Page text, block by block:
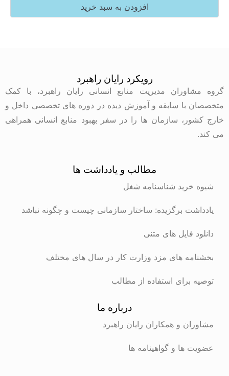
افزودن به سبد خرید
رویکرد رایان راهبرد
مدیریت منابع انسانی رایان راهبرد، با کمک
با سابقه و آموزش دیده در دوره های تخصصی داخل و
سازمان ها را در سفر بهبود منابع انسانی همراهی
مطالب و یادداشت ها
شناسنامه شغل
برگزیده: ساختار سازمانی چیست و چگونه نباشد
فایل های متنی
های مزد وزارت کار در سال های مختلف
استفاده از مطالب
و همکاران رایان راهبرد
و گواهینامه ها